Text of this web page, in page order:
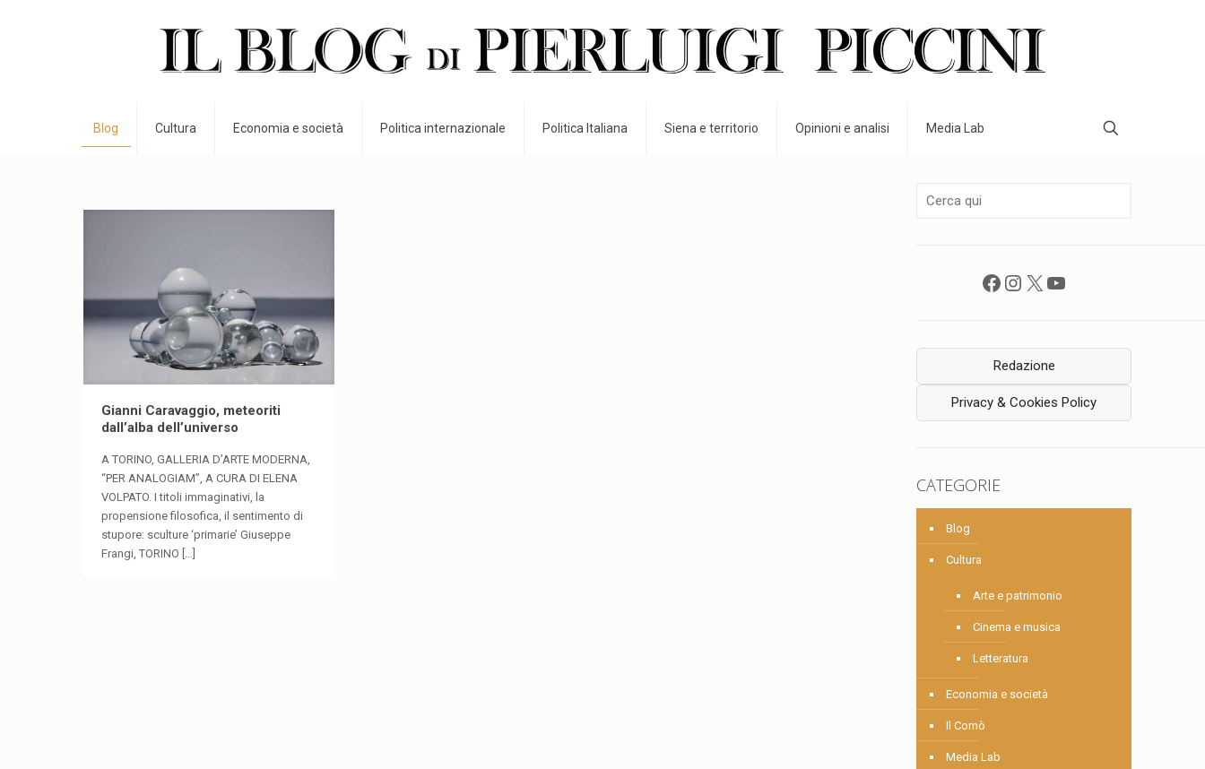
Blog Cultura Economia e società Politica internazionale Politica Italiana Siena e territorio Opinioni e analisi Media Lab
Gianni Caravaggio, meteoriti
dall’alba dell’universo
A TORINO, GALLERIA D’ARTE MODERNA,
“PER ANALOGIAM”, A CURA DI ELENA
VOLPATO. I titoli immaginativi, la
propensione filosofica, il sentimento di
stupore: sculture ‘primarie’ Giuseppe
Frangi, TORINO […]
Facebook
Instagram
X YouTube
Redazione
Privacy & Cookies Policy
CATEGORIE
Blog
Cultura
Arte e patrimonio
Cinema e musica
Letteratura
Economia e società
Il Comò
Media Lab